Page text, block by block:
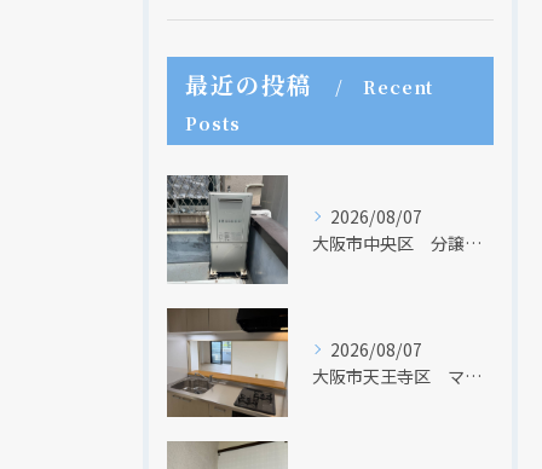
最近の投稿
Recent
Posts
2026/08/07
大阪市中央区 分譲マンションの給湯器取替リフォーム工事 UV除菌機能搭載給湯器
2026/08/07
大阪市天王寺区 マンションのキッチン取替及び内装リフォーム工事 クリナップ
現在、新聞に入っている折込チラシです。
現在、新聞に入っている折込チラシです。